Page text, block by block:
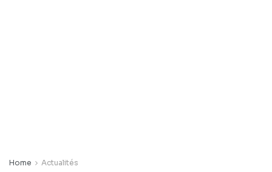
Home Actualités